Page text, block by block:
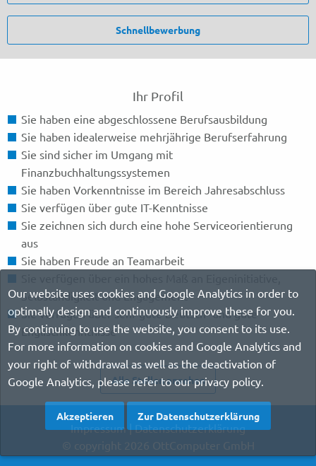
Schnellbewerbung
Ihr Profil
Sie haben eine abgeschlossene Berufsausbildung
Sie haben idealerweise mehrjährige Berufserfahrung
Sie sind sicher im Umgang mit
Finanzbuchhaltungssystemen
Sie haben Vorkenntnisse im Bereich Jahresabschluss
Sie verfügen über gute IT-Kenntnisse
Sie zeichnen sich durch eine hohe Serviceorientierung
aus
Sie haben Freude an Teamarbeit
Selbständigkeit und Engagement
Sie verfügen über sehr gute Deutsch- und gute
Englischkenntnisse
Alle Stellen ansehen
Impressum|Datenschutzerklärung
© copyright 2026 OttComputer GmbH
Our website uses cookies and Google Analytics in order to
optimally design and continuously improve these for you.
By continuing to use the website, you consent to its use.
For more information on cookies and Google Analytics and
your right of withdrawal as well as the deactivation of
Google Analytics, please refer to our privacy policy.
Akzeptieren Zur Datenschutzerklärung